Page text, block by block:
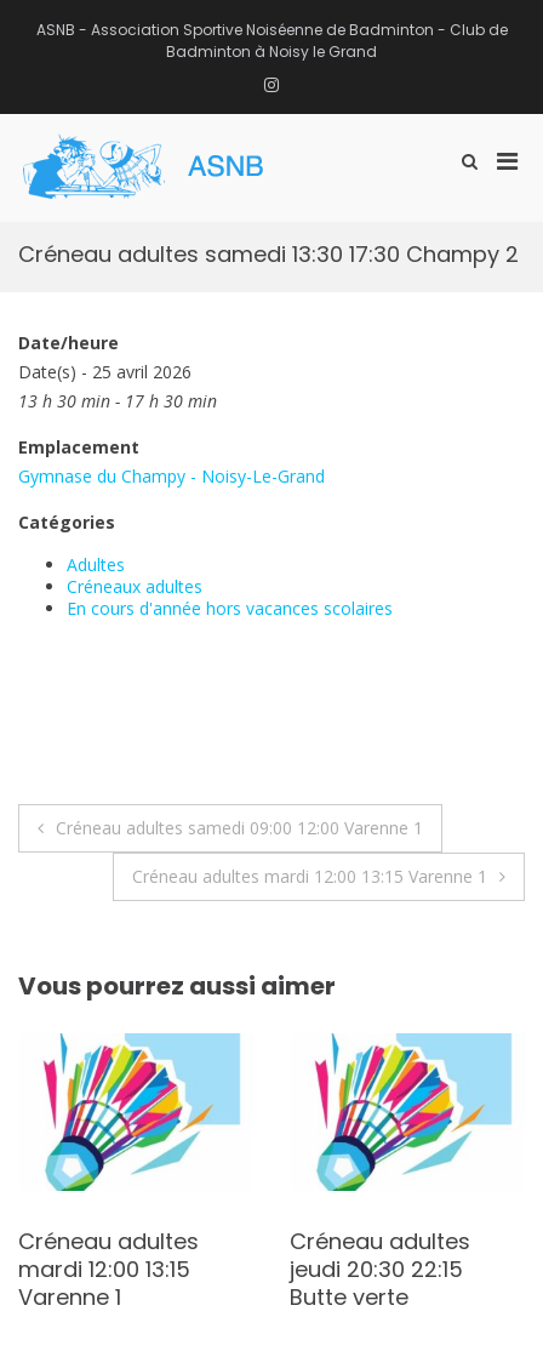
ASNB - Association Sportive Noiséenne de Badminton - Club de
Badminton à Noisy le Grand
Instagram
Afficher
recherche
Créneau adultes samedi 13:30 17:30 Champy 2
Date/heure
Date(s) - 25 avril 2026
13 h 30 min - 17 h 30 min
Emplacement
Gymnase du Champy - Noisy-Le-Grand
Catégories
Adultes
Créneaux adultes
En cours d'année hors vacances scolaires
Navigation
Créneau adultes samedi 09:00 12:00 Varenne 1
Créneau adultes mardi 12:00 13:15 Varenne 1
Vous pourrez aussi aimer
Créneau adultes
mardi 12:00 13:15
Varenne 1
Créneau adultes
jeudi 20:30 22:15
Butte verte